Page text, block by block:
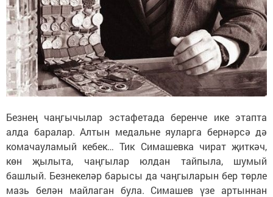
Безнең чаңгычылар эстафетада беренче ике этапта
алда баралар. Алтын медальне яуларга бернәрсә дә
комачауламый кебек… Тик Симашевка чират җиткәч,
көн җылыта, чаңгылар юлдан тайпыла, шумый
башлый. Безнекеләр барысы да чаңгыларын бер төрле
мазь белән майлаган була. Симашев үзе артыннан